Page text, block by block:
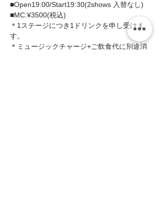
■Open19:00/Start19:30(2shows 入替なし)
■MC:¥3500(税込)
＊1ステージにつき1ドリンクを申し受けま
す。
＊ミュージックチャージ+ご飲食代に別途消